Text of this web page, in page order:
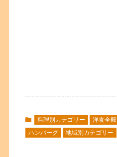
料理別カテゴリー 洋食全般
ハンバーグ
地域別カテゴリー